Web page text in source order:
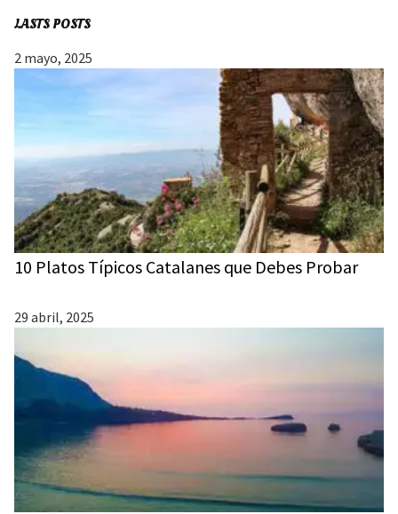
LASTS POSTS
2 mayo, 2025
10 Platos Típicos Catalanes que Debes Probar
29 abril, 2025